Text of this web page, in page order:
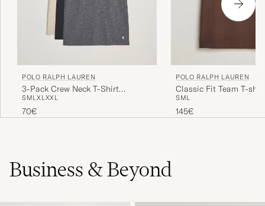
POLO RALPH LAUREN
3-Pack Crew Neck T-Shirt
Grey/Beige/Black
SMLXLXXL
70€
POLO RALPH LAUREN
Classic Fit Team T-
Brown
SML
145€
Business & Beyond